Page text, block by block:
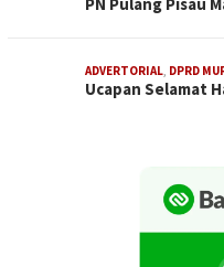
ADVERTORIAL, DPRD
Ucapan Selamat